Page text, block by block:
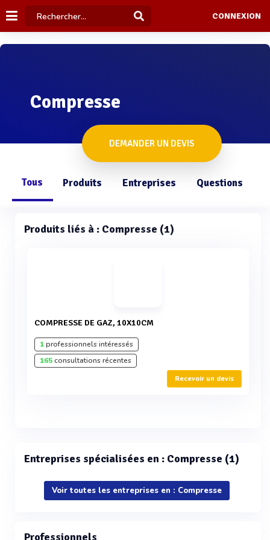
CONNEXION
Compresse
DEMANDER UN DEVIS
Tous Produits Entreprises Questions
Produits liés à : Compresse (1)
COMPRESSE DE GAZ, 10X10CM
1professionnels intéressés
165consultations récentes
Recevoir un devis
Entreprises spécialisées en : Compresse (1)
Voir toutes les entreprises en : Compresse
Professionnels